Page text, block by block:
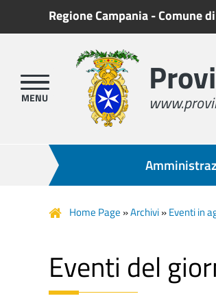
Regione Campania-Comune
Home Page »Archivi»Eventi in
Eventi del